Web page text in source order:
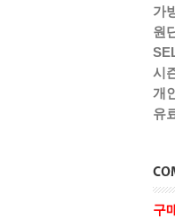
가
원
시
개
유
구